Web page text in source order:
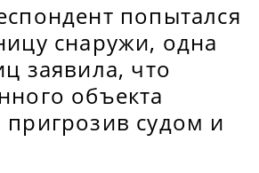
попытался
снаружи, одна
заявила, что
объекта
судом и